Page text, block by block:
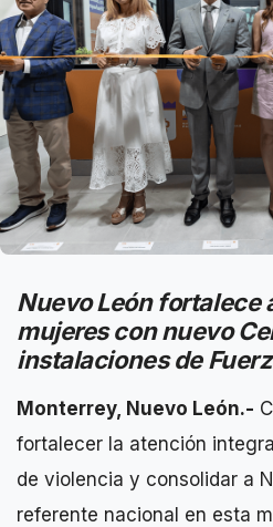
Nuevo León fortalece
mujeres con nuevo
instalaciones de
Monterrey, Nuevo León.-
fortalecer la atención
de violencia y consolidar a
referente nacional en esta